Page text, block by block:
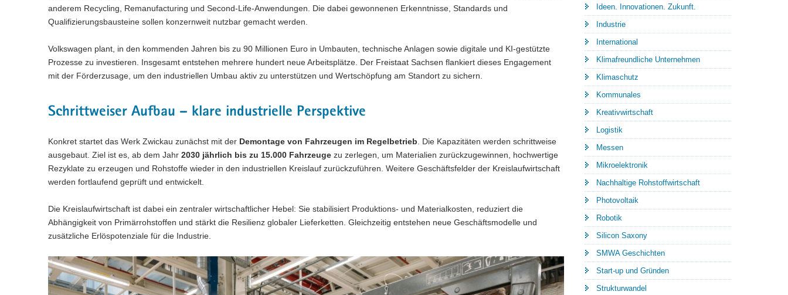
anderem Recycling, Remanufacturing und Second-Life-Anwendungen. Die dabei gewonnenen Erkenntnisse, Standards und
Qualifizierungsbausteine sollen konzernweit nutzbar gemacht werden.
Volkswagen plant, in den kommenden Jahren bis zu 90 Millionen Euro in Umbauten, technische Anlagen sowie digitale und KI-gestützte
Prozesse zu investieren. Insgesamt entstehen mehrere hundert neue Arbeitsplätze. Der Freistaat Sachsen flankiert dieses Engagement
mit der Förderzusage, um den industriellen Umbau aktiv zu unterstützen und Wertschöpfung am Standort zu sichern.
Schrittweiser Aufbau – klare industrielle Perspektive
Konkret startet das Werk Zwickau zunächst mit der Demontage von Fahrzeugen im Regelbetrieb . Die Kapazitäten werden schrittweise
ausgebaut. Ziel ist es, ab dem Jahr 2030 jährlich bis zu 15.000 Fahrzeuge zu zerlegen, um Materialien zurückzugewinnen, hochwertige
Rezyklate zu erzeugen und Rohstoffe wieder in den industriellen Kreislauf zurückzuführen. Weitere Geschäftsfelder der Kreislaufwirtschaft
werden fortlaufend geprüft und entwickelt.
Die Kreislaufwirtschaft ist dabei ein zentraler wirtschaftlicher Hebel: Sie stabilisiert Produktions- und Materialkosten, reduziert die
Abhängigkeit von Primärrohstoffen und stärkt die Resilienz globaler Lieferketten. Gleichzeitig entstehen neue Geschäftsmodelle und
zusätzliche Erlöspotenziale für die Industrie.
Ideen. Innovationen. Zukunft.
Industrie
International
Klimafreundliche Unternehmen
Klimaschutz
Kommunales
Kreativwirtschaft
Logistik
Messen
Mikroelektronik
Nachhaltige Rohstoffwirtschaft
Photovoltaik
Robotik
Silicon Saxony
SMWA Geschichten
Start-up und Gründen
Strukturwandel